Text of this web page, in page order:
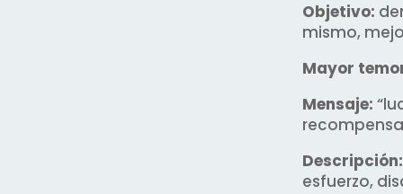
Objetivo:
mismo,
Mayor
Mensaje:
Descripción:
esfuerzo,